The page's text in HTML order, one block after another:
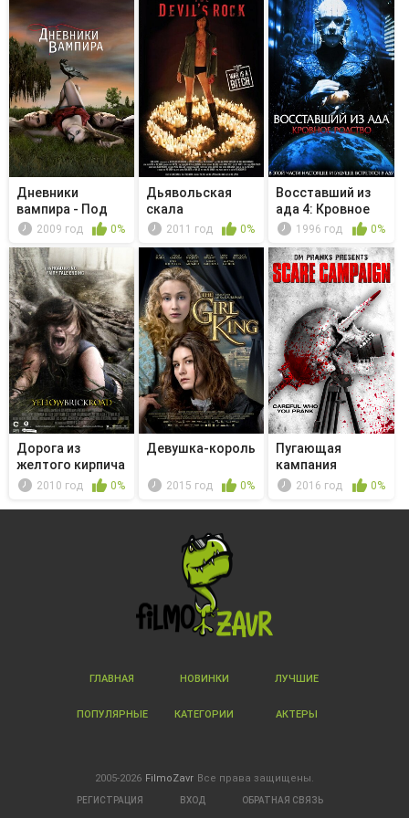
Дневники
вампира - Под
контролем
2009 год 0%
Дьявольская
скала
2011 год 0%
Восставший из
ада 4: Кровное
родство
1996 год 0%
Дорога из
желтого кирпича
2010 год 0%
Девушка-король
2015 год 0%
Пугающая
кампания
2016 год 0%
ГЛАВНАЯ НОВИНКИ ЛУЧШИЕ
ПОПУЛЯРНЫЕ КАТЕГОРИИ АКТЕРЫ
2005-2026 FilmoZavr Все права защищены.
РЕГИСТРАЦИЯ ВХОД ОБРАТНАЯ СВЯЗЬ